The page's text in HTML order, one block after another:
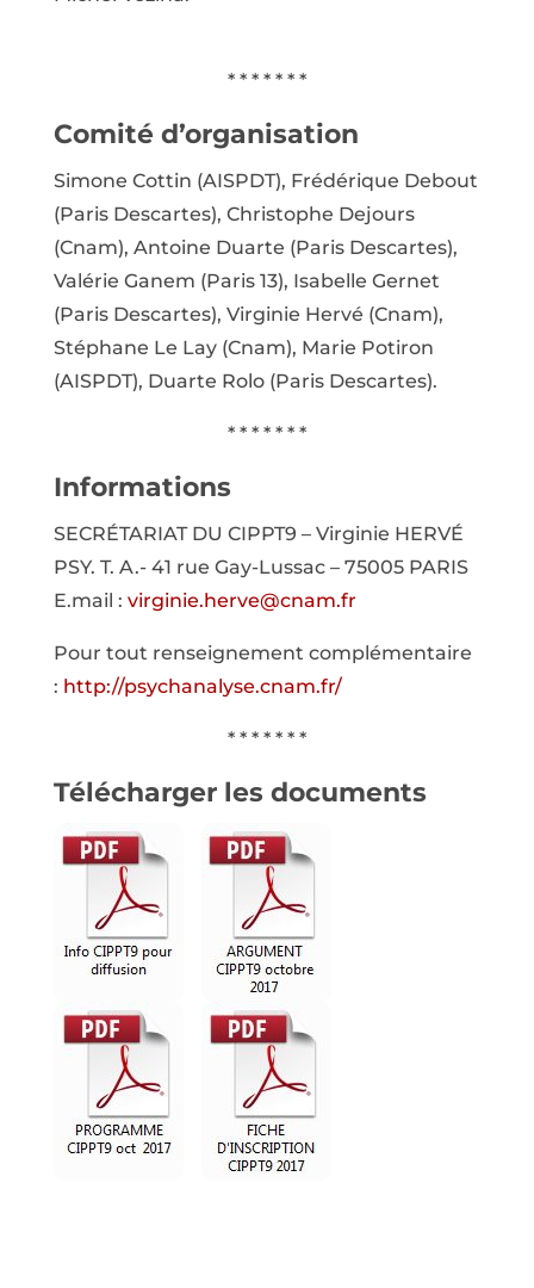
* * * * * * *
Comité d’organisation
Simone Cottin (AISPDT), Frédérique Debout
(Paris Descartes), Christophe Dejours
(Cnam), Antoine Duarte (Paris Descartes),
Valérie Ganem (Paris 13), Isabelle Gernet
(Paris Descartes), Virginie Hervé (Cnam),
Stéphane Le Lay (Cnam), Marie Potiron
(AISPDT), Duarte Rolo (Paris Descartes).
* * * * * * *
Informations
SECRÉTARIAT DU CIPPT9 – Virginie HERVÉ
PSY. T. A.- 41 rue Gay-Lussac – 75005 PARIS
E.mail : virginie.herve@cnam.fr
Pour tout renseignement complémentaire
: http://psychanalyse.cnam.fr/
* * * * * * *
Télécharger les documents